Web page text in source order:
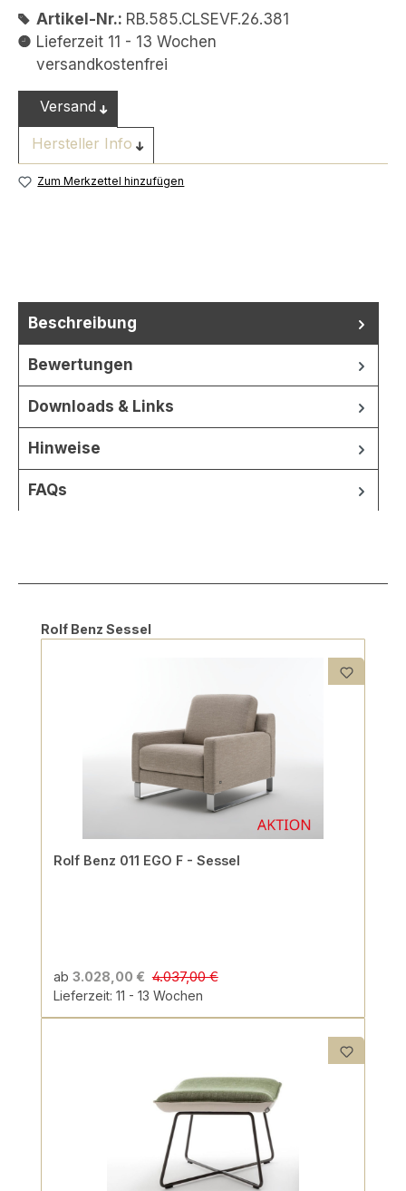
Artikel-Nr.: RB.585.CLSEVF.26.381
Lieferzeit 11 - 13 Wochen
versandkostenfrei
Versand
Hersteller Info
Zum Merkzettel hinzufügen
Beschreibung
Bewertungen
Downloads & Links
Hinweise
FAQs
Produktgalerie überspringen
Rolf Benz Sessel
Rolf Benz 011 EGO F - Sessel
ab 3.028,00 € 4.037,00 €
Lieferzeit: 11 - 13 Wochen